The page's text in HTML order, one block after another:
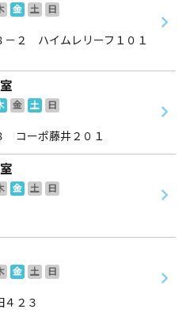
金 土
日
－２ ハイムレリーフ１０１
金 土
日
コーポ藤井２０１
金 土
日
金 土
日
２３